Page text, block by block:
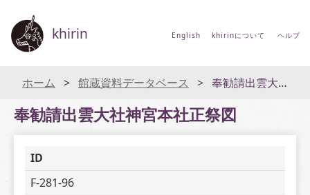
khirin English khirinについて ヘルプ
ホーム 館蔵資料データベース 奉勧請出雲大社神宮本社正祭図
奉勧請出雲大社神宮本社正祭図
ID
F-281-96